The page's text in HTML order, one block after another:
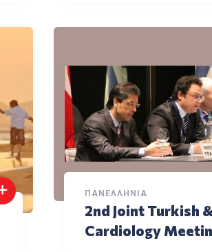
ΠΑΝΕΛΛΉΝΙΑ
2nd Joint Turkish
Cardiology